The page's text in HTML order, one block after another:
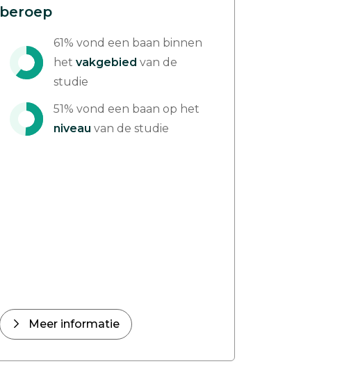
beroep
61% vond een baan binnen
het vakgebied van de
studie
51% vond een baan op het
niveau van de studie
Meer informatie